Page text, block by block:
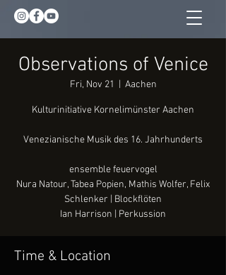
Observations of Venice
Fri, Nov 21 Aachen
Kulturinitiative Kornelimünster Aachen
Venezianische Musik des 16. Jahrhunderts
ensemble feuervogel
Nura Natour, Tabea Popien, Mathis Wolfer, Felix
Schlenker | Blockflöten
Ian Harrison | Perkussion
Time & Location